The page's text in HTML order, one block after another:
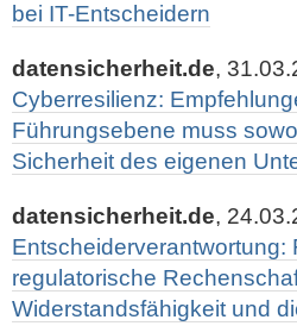
bei IT-Entscheidern
datensicherheit.de,
Cyberresilienz:
Führungsebene muss
Sicherheit des eigenen
datensicherheit.de,
regulatorische
Widerstandsfähigkeit und